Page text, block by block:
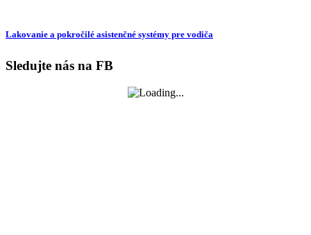
Lakovanie a pokročilé asistenčné systémy pre vodiča
Sledujte nás na FB